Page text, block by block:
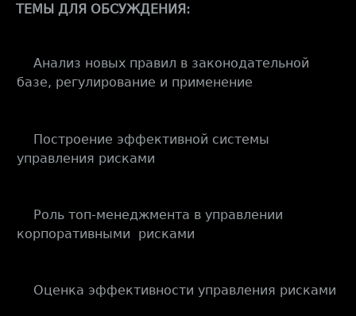
ТЕМЫ ДЛЯ ОБСУЖДЕНИЯ:
Анализ новых правил в законодательной
базе, регулирование и применение
Построение эффективной системы
управления рисками
Роль топ-менеджмента в управлении
корпоративными рисками
Оценка эффективности управления рисками